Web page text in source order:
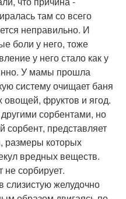
там со всего
неправильно. И
боли у него, тоже
у него стало как у
У мамы прошла
систему очищает баня
фруктов и ягод.
сорбентами, но
сорбент, представляет
размеры которых
вредных веществ.
сорбирует.
слизистую желудочно